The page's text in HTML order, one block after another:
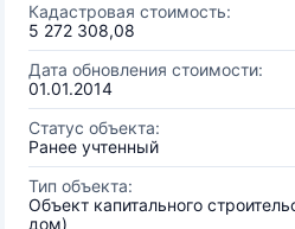
Кадастровая стоимость:
5 272 308,08
Дата обновления стоимости:
01.01.2014
Статус объекта:
Ранее учтенный
Тип объекта:
Объект капитального
дом)